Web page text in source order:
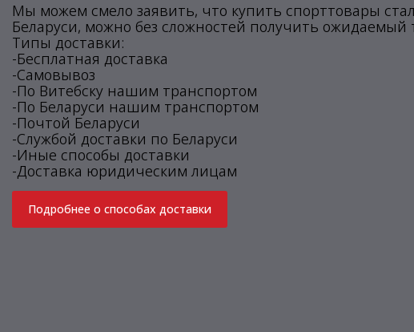
Мы можем смело заявить, что купить спорттовары
Беларуси, можно без сложностей получить ожидаемый
Типы доставки:
-Бесплатная доставка
-Самовывоз
-По Витебску нашим транспортом
-По Беларуси нашим транспортом
-Почтой Беларуси
-Службой доставки по Беларуси
-Иные способы доставки
-Доставка юридическим лицам
Подробнее о способах доставки